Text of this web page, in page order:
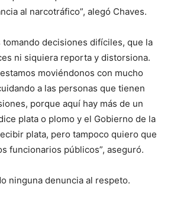
al narcotráfico”, alegó Chaves.
tomando decisiones difíciles, que la
ni siquiera reporta y distorsiona.
moviéndonos con mucho
a las personas que tienen
porque aquí hay más de un
plata o plomo y el Gobierno de la
plata, pero tampoco quiero que
funcionarios públicos”, aseguró.
ninguna denuncia al respeto.